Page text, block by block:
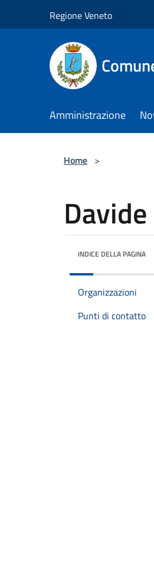
Regione Veneto
Amministrazione
Home >
INDICE DELLA PAGINA
Organizzazioni
Punti di contatto